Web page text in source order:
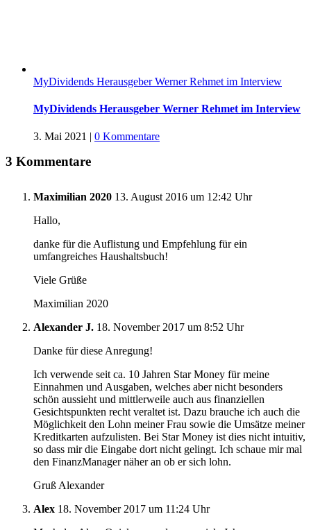
MyDividends Herausgeber Werner Rehmet im Interview
MyDividends Herausgeber Werner Rehmet im Interview
3. Mai 2021 | 0 Kommentare
3 Kommentare
Maximilian 2020 13. August 2016 um 12:42 Uhr
Hallo,
danke für die Auflistung und Empfehlung für ein
umfangreiches Haushaltsbuch!
Viele Grüße
Maximilian 2020
Alexander J. 18. November 2017 um 8:52 Uhr
Danke für diese Anregung!
Ich verwende seit ca. 10 Jahren Star Money für meine
Einnahmen und Ausgaben, welches aber nicht besonders
schön aussieht und mittlerweile auch aus finanziellen
Gesichtspunkten recht veraltet ist. Dazu brauche ich auch die
Möglichkeit den Lohn meiner Frau sowie die Umsätze meiner
Kreditkarten aufzulisten. Bei Star Money ist dies nicht intuitiv,
so dass mir die Eingabe dort nicht gelingt. Ich schaue mir mal
den FinanzManager näher an ob er sich lohn.
Gruß Alexander
Alex 18. November 2017 um 11:24 Uhr